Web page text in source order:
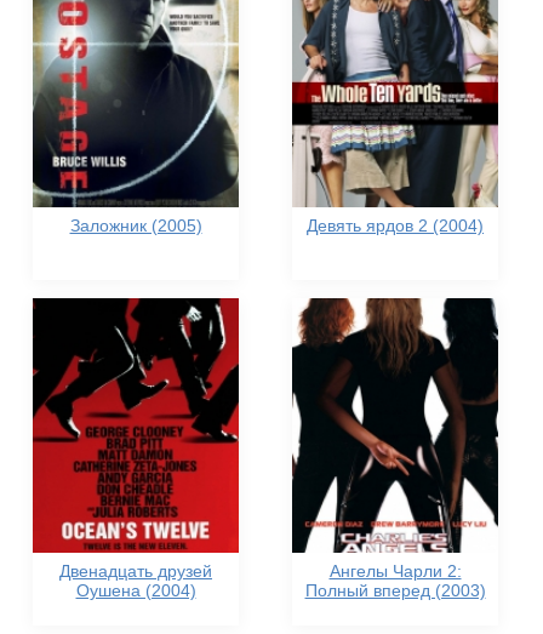
Заложник (2005) Девять ярдов 2 (2004)
Двенадцать друзей
Оушена (2004)
Ангелы Чарли 2:
Полный вперед (2003)